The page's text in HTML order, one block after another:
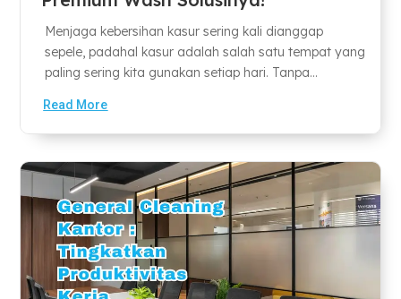
Menjaga kebersihan kasur sering kali dianggap
sepele, padahal kasur adalah salah satu tempat yang
paling sering kita gunakan setiap hari. Tanpa...
Read More